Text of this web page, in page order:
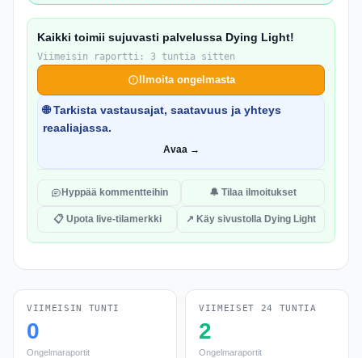
Kaikki toimii sujuvasti palvelussa Dying Light!
Viimeisin raportti: 3 tuntia sitten
Ilmoita ongelmasta
🌐 Tarkista vastausajat, saatavuus ja yhteys
reaaliajassa.
Avaa →
Hyppää kommentteihin 🔔 Tilaa ilmoitukset
📋 Upota live-tilamerkki ↗ Käy sivustolla Dying Light
VIIMEISIN TUNTI
0
Ongelmaraportit
VIIMEISET 24 TUNTIA
2
Ongelmaraportit